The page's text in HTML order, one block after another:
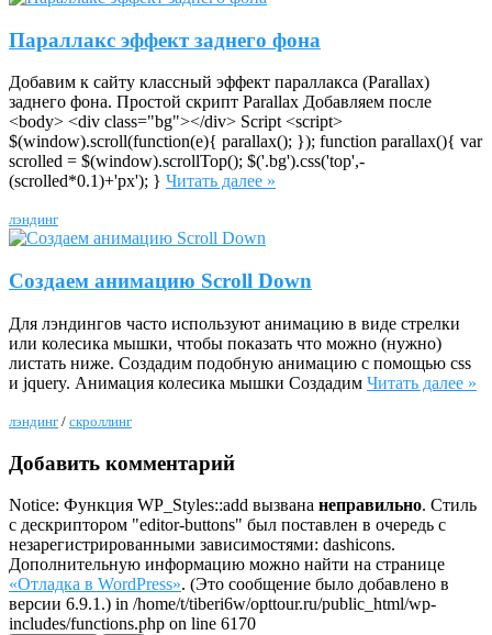
Параллакс эффект заднего фона
Добавим к сайту классный эффект параллакса (Parallax)
заднего фона. Простой скрипт Parallax Добавляем после
<body> <div class="bg"></div> Script <script>
$(window).scroll(function(e){ parallax(); }); function parallax(){ var
scrolled = $(window).scrollTop(); $('.bg').css('top',-
(scrolled*0.1)+'px'); } Читать далее »
лэндинг
Создаем анимацию Scroll Down
Для лэндингов часто используют анимацию в виде стрелки
или колесика мышки, чтобы показать что можно (нужно)
листать ниже. Создадим подобную анимацию с помощью css
и jquery. Анимация колесика мышки Создадим Читать далее »
лэндинг / скроллинг
Добавить комментарий
Notice: Функция WP_Styles::add вызвана неправильно. Стиль
с дескриптором "editor-buttons" был поставлен в очередь с
незарегистрированными зависимостями: dashicons.
Дополнительную информацию можно найти на странице
«Отладка в WordPress». (Это сообщение было добавлено в
версии 6.9.1.) in /home/t/tiberi6w/opttour.ru/public_html/wp-
includes/functions.php on line 6170